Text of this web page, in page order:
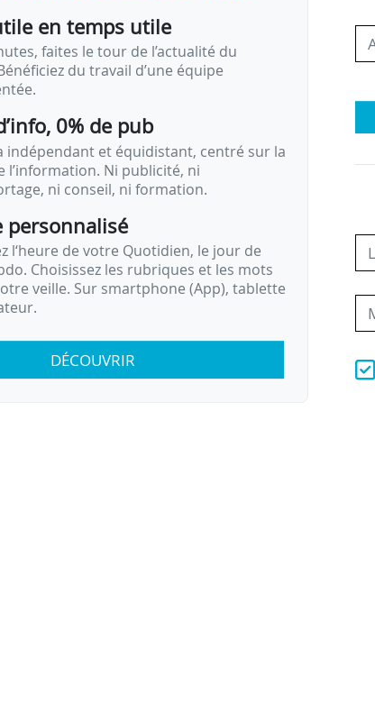
écoulée, 1 787 593 étudiants se sont ainsi
en temps utile
faites le tour de l’actualité du
du travail d’une équipe
0% de pub
indépendant et équidistant, centré sur la
l’information. Ni publicité, ni
ni conseil, ni formation.
personnalisé
l‘heure de votre Quotidien, le jour de
Choisissez les rubriques et les mots
veille. Sur smartphone (App), tablette
DÉCOUVRIR